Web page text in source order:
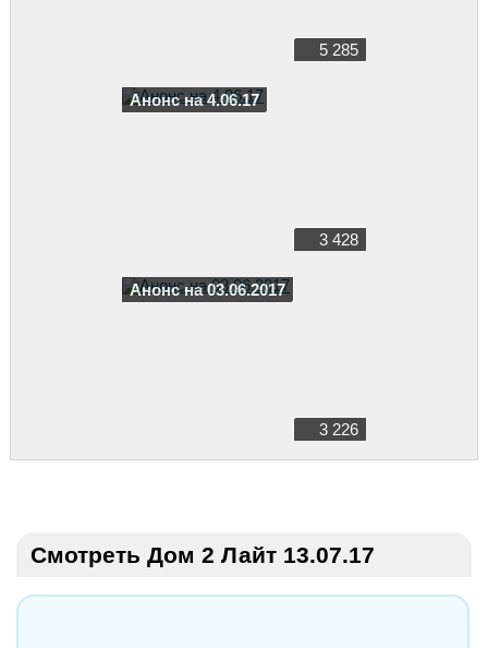
5 285
Анонс на 4.06.17
3 428
Анонс на 03.06.2017
3 226
Смотреть Дом 2 Лайт 13.07.17